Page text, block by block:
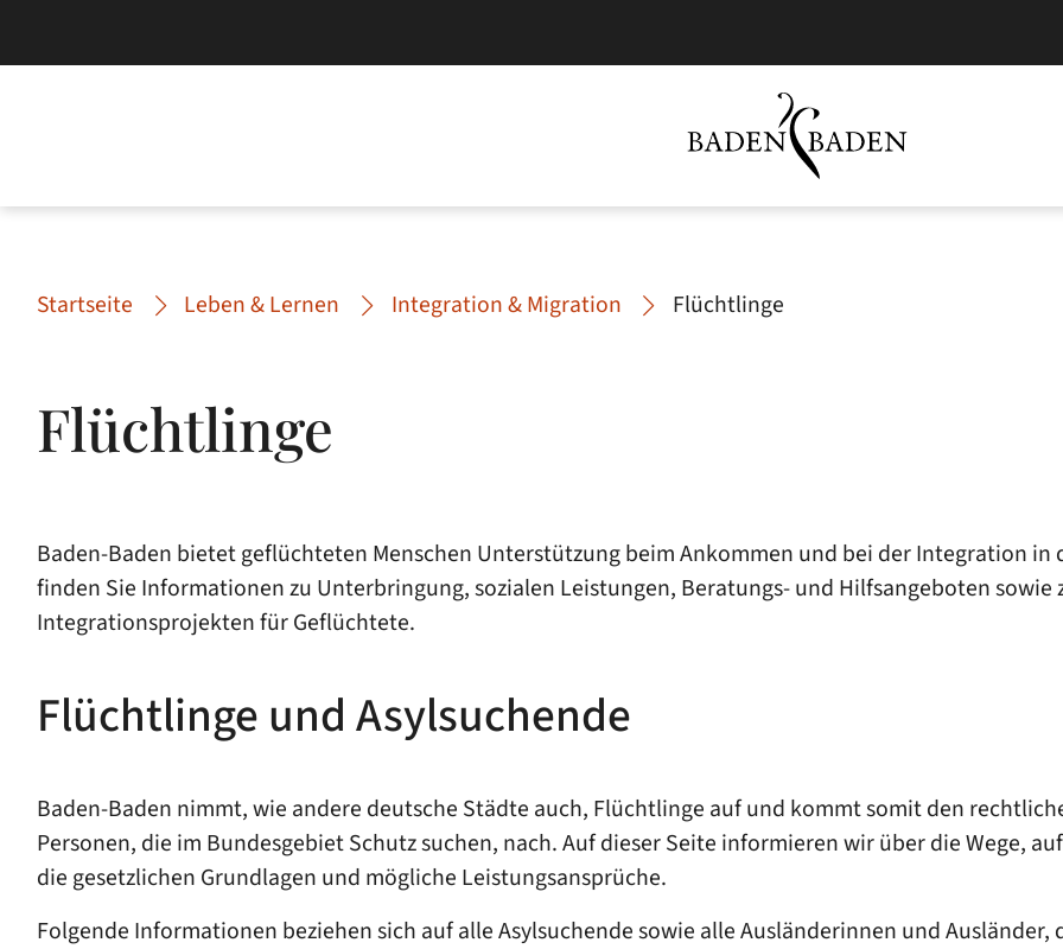
Startseite Leben & Lernen Integration & Migration Flüchtlinge
Flüchtlinge
Baden-Baden bietet geflüchteten Menschen Unterstützung beim Ankommen und bei der Integration in
finden Sie Informationen zu Unterbringung, sozialen Leistungen, Beratungs- und Hilfsangeboten
Integrationsprojekten für Geflüchtete.
Flüchtlinge und Asylsuchende
Baden-Baden nimmt, wie andere deutsche Städte auch, Flüchtlinge auf und kommt somit den
Personen, die im Bundesgebiet Schutz suchen, nach. Auf dieser Seite informieren wir über die Wege,
die gesetzlichen Grundlagen und mögliche Leistungsansprüche.
Folgende Informationen beziehen sich auf alle Asylsuchende sowie alle Ausländerinnen und